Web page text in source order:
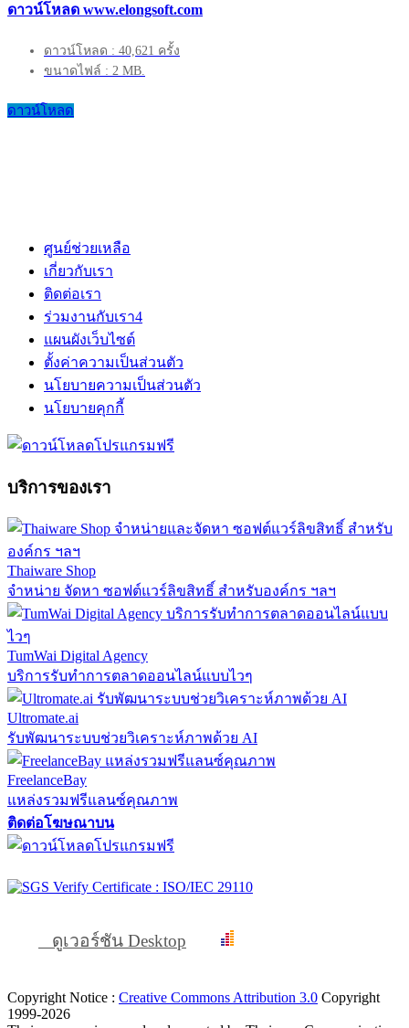
ดาวน์โหลด www.elongsoft.com
ดาวน์โหลด : 40,621 ครั้ง
ขนาดไฟล์ : 2 MB.
ดาวน์โหลด
ศูนย์ช่วยเหลือ
เกี่ยวกับเรา
ติดต่อเรา
ร่วมงานกับเรา4
แผนผังเว็บไซต์
ตั้งค่าความเป็นส่วนตัว
นโยบายความเป็นส่วนตัว
นโยบายคุกกี้
บริการของเรา
Thaiware Shop
จำหน่าย จัดหา ซอฟต์แวร์ลิขสิทธิ์ สำหรับองค์กร ฯลฯ
TumWai Digital Agency
บริการรับทำการตลาดออนไลน์แบบไวๆ
Ultromate.ai
รับพัฒนาระบบช่วยวิเคราะห์ภาพด้วย AI
FreelanceBay
แหล่งรวมฟรีแลนซ์คุณภาพ
ติดต่อโฆษณาบน
ดูเวอร์ชัน Desktop
Copyright Notice : Creative Commons Attribution 3.0 Copyright
1999-2026